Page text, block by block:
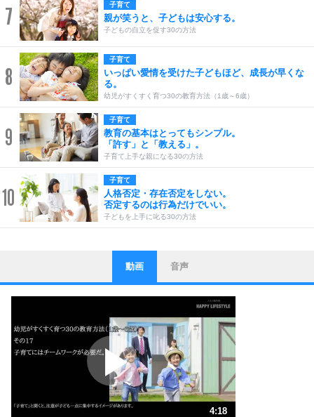
7 子育て
親が笑うと、子どもは安心する。
子どもの自立を促す30の方法
8
子育て
いっぱい愛情を受けた子どもほど、成長が早くな
る。
幼児がすくすく育つ30の教育方法（1歳～6歳）
9
子育て
教育の基本はとってもシンプル。
「許す」と「教える」。
子育て上手な親になる30の方法
10
子育て
人格否定・存在否定をしない。
否定するのは行為だけでいい。
子どもを上手に叱る30の方法
1
ストレス対策
他人と比べない。
いっそのこと、他人を見ない。
いらいらしない人になる30の方法
プラス思考
ポジティブになれない原因は、行動しないから。
ポジティブ思考になる30の方法
ストレス対策
人生、なんとかなるもの。
動画 音声
4:18